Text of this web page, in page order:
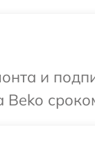
и
Beko